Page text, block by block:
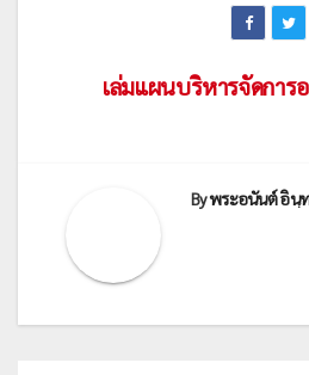
เมนูเล่มแผนบริหารจัดกา
Byพระอนันต์ อินฺท